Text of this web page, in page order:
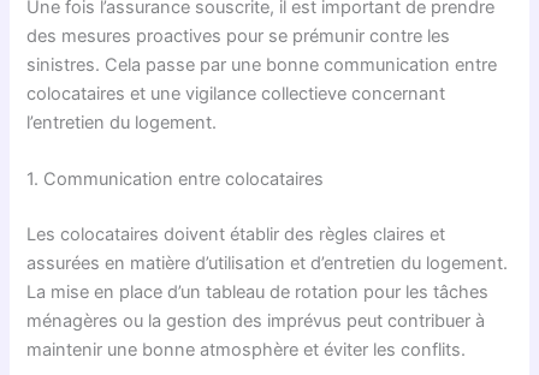
Une fois l’assurance souscrite, il est important de prendre
des mesures proactives pour se prémunir contre les
sinistres. Cela passe par une bonne communication entre
colocataires et une vigilance collectieve concernant
l’entretien du logement.
1. Communication entre colocataires
Les colocataires doivent établir des règles claires et
assurées en matière d’utilisation et d’entretien du logement.
La mise en place d’un tableau de rotation pour les tâches
ménagères ou la gestion des imprévus peut contribuer à
maintenir une bonne atmosphère et éviter les conflits.